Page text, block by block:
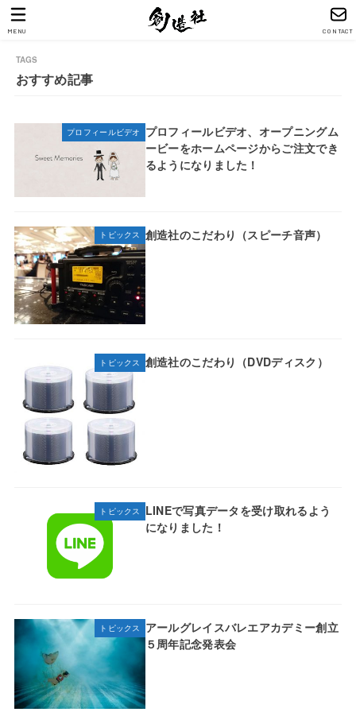
CONTACT
MENU
おすすめ記事
プロフィールビデオ
プロフィールビデオ、オープニングム
ービーをホームページからご注文でき
るようになりました！
トピックス 創造社のこだわり（スピーチ音声）
トピックス 創造社のこだわり（DVDディスク）
トピックス
LINEで写真データを受け取れるよう
になりました！
トピックス
アールグレイスバレエアカデミー創立
５周年記念発表会